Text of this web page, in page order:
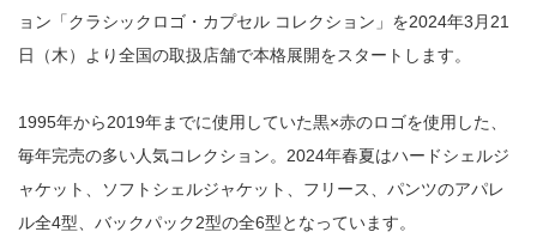
ョン「クラシックロゴ・カプセル コレクション」を2024年3月21
日（木）より全国の取扱店舗で本格展開をスタートします。
1995年から2019年までに使用していた黒×赤のロゴを使用した、
毎年完売の多い人気コレクション。2024年春夏はハードシェルジ
ャケット、ソフトシェルジャケット、フリース、パンツのアパレ
ル全4型、バックパック2型の全6型となっています。